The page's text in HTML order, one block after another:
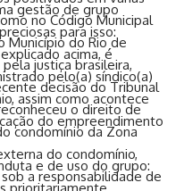
gestão de grupo
para isso:
acima, é
pelo(a) síndico(a)
assim como acontece
do empreendimento
e de uso do grupo:
no Código Municipal
Município do Rio de
justiça brasileira,
decisão do Tribunal
o direito de
condomínio da Zona
do condomínio,
a responsabilidade de